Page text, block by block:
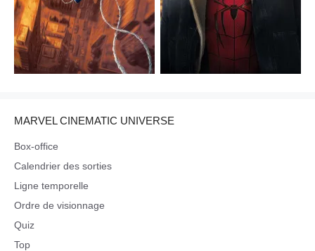
MARVEL CINEMATIC UNIVERSE
Box-office
Calendrier des sorties
Ligne temporelle
Ordre de visionnage
Quiz
Top